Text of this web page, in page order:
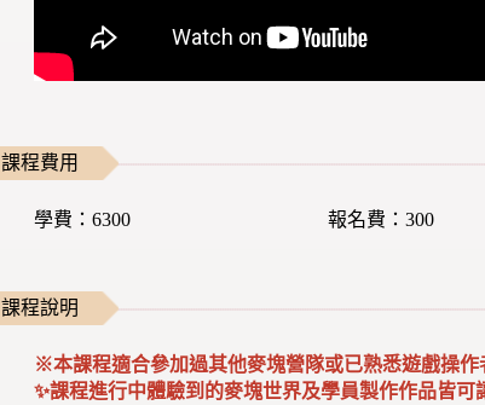
課程費用
學費：6300 報名費：300
課程說明
※本課程適合參加過其他麥塊營隊或已熟悉遊戲操
✨課程進行中體驗到的麥塊世界及學員製作作品皆可